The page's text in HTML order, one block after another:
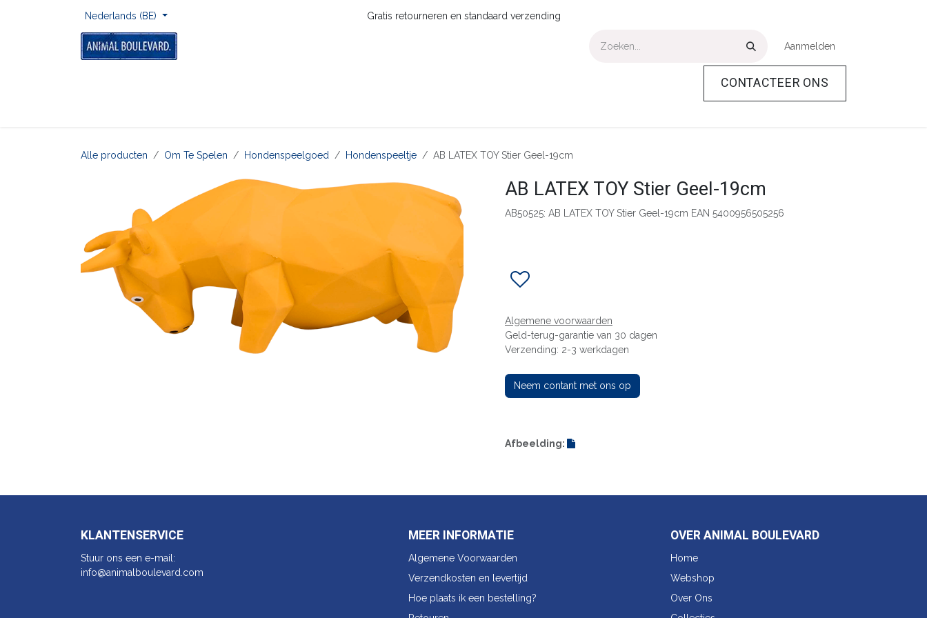
Nederlands (BE)
Gratis retourneren en standaard verzending
Aanmelden
CONTACTEER ONS
Alle producten ​Om Te Spelen ​Hondenspeelgoed Hondenspeeltje AB LATEX TOY Stier Geel-19cm
AB LATEX TOY Stier Geel-19cm
AB50525: AB LATEX TOY Stier Geel-19cm EAN 5400956505256
Algemene voorwaarden
Geld-terug-garantie van 30 dagen
Verzending: 2-3 werkdagen
Neem contant met ons op
Afbeelding:
KLANTENSERVICE
Stuur ons een e-mail:
info@animalbo​ulevard.com
MEER INFORMATIE
Algemene Voorwaarden
Verzendkosten en levertijd
Hoe plaats ik een bestelling?
OVER ANIMAL BOULEVARD
Home
Webshop
Over Ons